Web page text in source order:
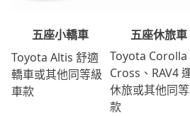
五座小轎車
Toyota Altis 舒適
轎車或其他同等級
車款
五座休旅車
Toyota Corolla
Cross、RAV4
休旅或其他同
款